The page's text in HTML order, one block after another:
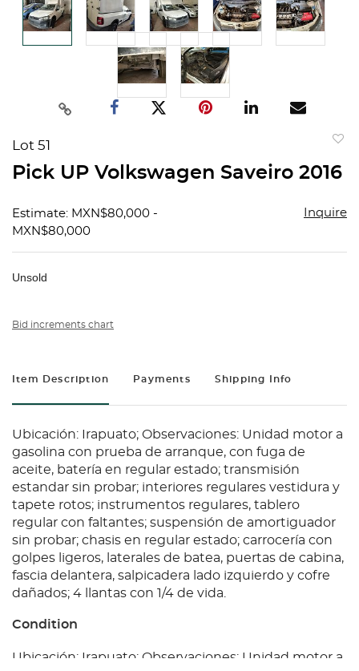
Lot 51
Pick UP Volkswagen Saveiro 2016
Estimate: MXN$80,000 -
MXN$80,000
Inquire
Unsold
Bid increments chart
Item Description Payments Shipping Info
Ubicación: Irapuato; Observaciones: Unidad motor a
gasolina con prueba de arranque, con fuga de
aceite, batería en regular estado; transmisión
estandar sin probar; interiores regulares vestidura y
tapete rotos; instrumentos regulares, tablero
regular con faltantes; suspensión de amortiguador
sin probar; chasis en regular estado; carrocería con
golpes ligeros, laterales de batea, puertas de cabina,
fascia delantera, salpicadera lado izquierdo y cofre
dañados; 4 llantas con 1/4 de vida.
Condition
Ubicación: Irapuato; Observaciones: Unidad motor a